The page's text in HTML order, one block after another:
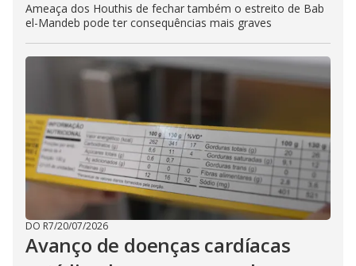
Ameaça dos Houthis de fechar também o estreito de Bab
el-Mandeb pode ter consequências mais graves
DO R7/20/07/2026
Avanço de doenças cardíacas